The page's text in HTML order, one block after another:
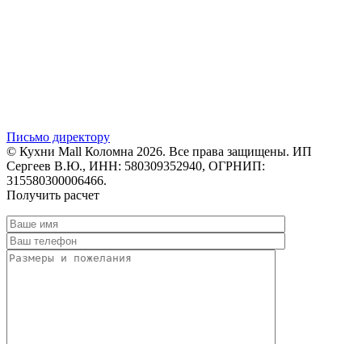
Письмо директору
© Кухни Mall Коломна 2026. Все права защищены. ИП
Сергеев В.Ю., ИНН: 580309352940, ОГРНИП:
315580300006466.
Получить расчет